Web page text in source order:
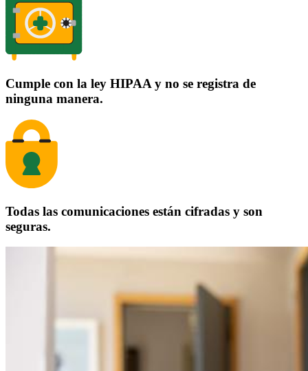
Cumple con la ley HIPAA y no se registra de
ninguna manera.
Todas las comunicaciones están cifradas y son
seguras.